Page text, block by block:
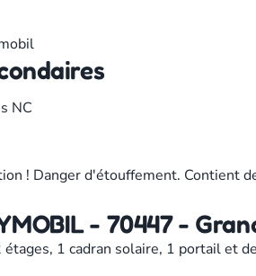
NC
! Danger d'étouffement. Contient
- 70447 -
1 cadran solaire, 1 portail et